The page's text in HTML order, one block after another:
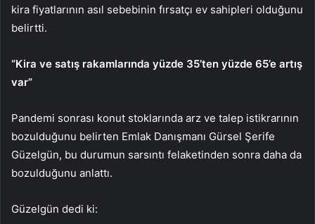
kira fiyatlarının asıl sebebinin fırsatçı ev sahipleri olduğunu
belirtti.
“Kira ve satış rakamlarında yüzde 35’ten yüzde 65’e artış
var”
Pandemi sonrası konut stoklarında arz ve talep istikrarının
bozulduğunu belirten Emlak Danışmanı Gürsel Şerife
Güzelgün, bu durumun sarsıntı felaketinden sonra daha da
bozulduğunu anlattı.
Güzelgün dedi ki: